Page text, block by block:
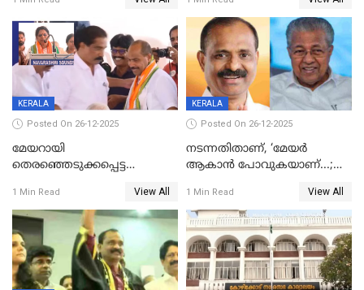
ദാരുണാന്ത്യം മരിച്ചനിലയിൽ
KERALA
Posted On 26-12-2025
മേയറായി
തെരഞ്ഞെടുക്കപ്പെട്ട
ആദ്യ വോട്ട് അസാധു; കണ്ണൂർ
ഡെപ്യൂട്ടി മേയർ സ്ഥാനത്ത്
താഹിറിന് വിജയം
1 Min Read View All
KERALA
Posted On 26-12-2025
നടന്നതിതാണ്, ‘മേയർ
ആകാൻ പോവുകയാണ്...;
മുഖ്യമന്ത്രിയുടെ ഓഫീസ്
തന്നെ വിശദീകരിയ്ക്കുന്നു;
സത്യമിതാണ്
1 Min Read View All